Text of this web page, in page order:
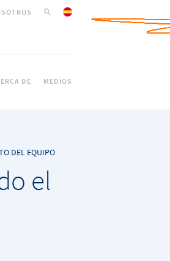
DE MEDIOS
DEL EQUIPO
el